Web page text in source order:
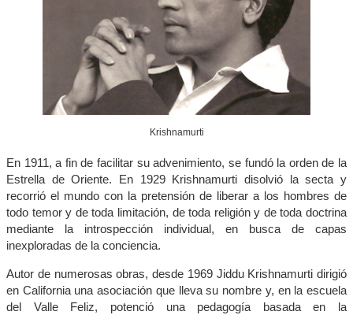
Krishnamurti
En 1911, a fin de facilitar su advenimiento, se fundó la orden de la
Estrella de Oriente. En 1929 Krishnamurti disolvió la secta y
recorrió el mundo con la pretensión de liberar a los hombres de
todo temor y de toda limitación, de toda religión y de toda doctrina
mediante la introspección individual, en busca de capas
inexploradas de la conciencia.
Autor de numerosas obras, desde 1969 Jiddu Krishnamurti dirigió
en California una asociación que lleva su nombre y, en la escuela
del Valle Feliz, potenció una pedagogía basada en la